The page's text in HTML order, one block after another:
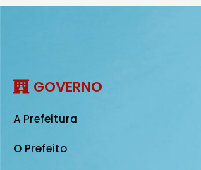
GOVERNO
A Prefeitura
O Prefeito